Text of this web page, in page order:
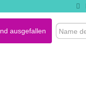
ausgefallen